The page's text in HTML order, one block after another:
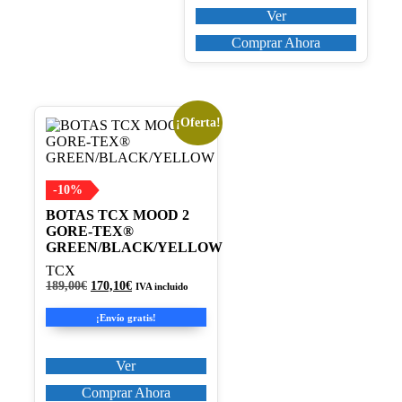
Ver
Comprar Ahora
¡Oferta!
-10%
BOTAS TCX MOOD 2
GORE-TEX®
GREEN/BLACK/YELLOW
TCX
189,00€ El
original
era:
170,10€El
actual
es:
IVA incluido
¡Envío gratis!
Ver
Este
producto
tiene
variantes.
Las
opciones
se
pueden
elegir
en
de
Comprar Ahora